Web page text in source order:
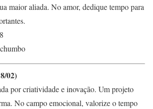
maior aliada. No amor, dedique tempo para
8
02)
por criatividade e inovação. Um projeto
No campo emocional, valorize o tempo